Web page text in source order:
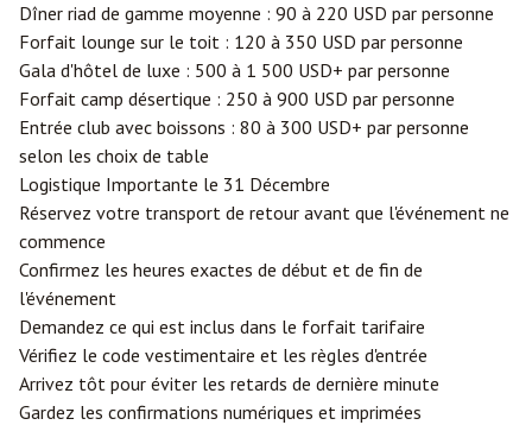
Dîner riad de gamme moyenne : 90 à 220 USD par personne
Forfait lounge sur le toit : 120 à 350 USD par personne
Gala d'hôtel de luxe : 500 à 1 500 USD+ par personne
Forfait camp désertique : 250 à 900 USD par personne
Entrée club avec boissons : 80 à 300 USD+ par personne
selon les choix de table
Logistique Importante le 31 Décembre
Réservez votre transport de retour avant que l'événement ne
commence
Confirmez les heures exactes de début et de fin de
l'événement
Demandez ce qui est inclus dans le forfait tarifaire
Vérifiez le code vestimentaire et les règles d'entrée
Arrivez tôt pour éviter les retards de dernière minute
Gardez les confirmations numériques et imprimées